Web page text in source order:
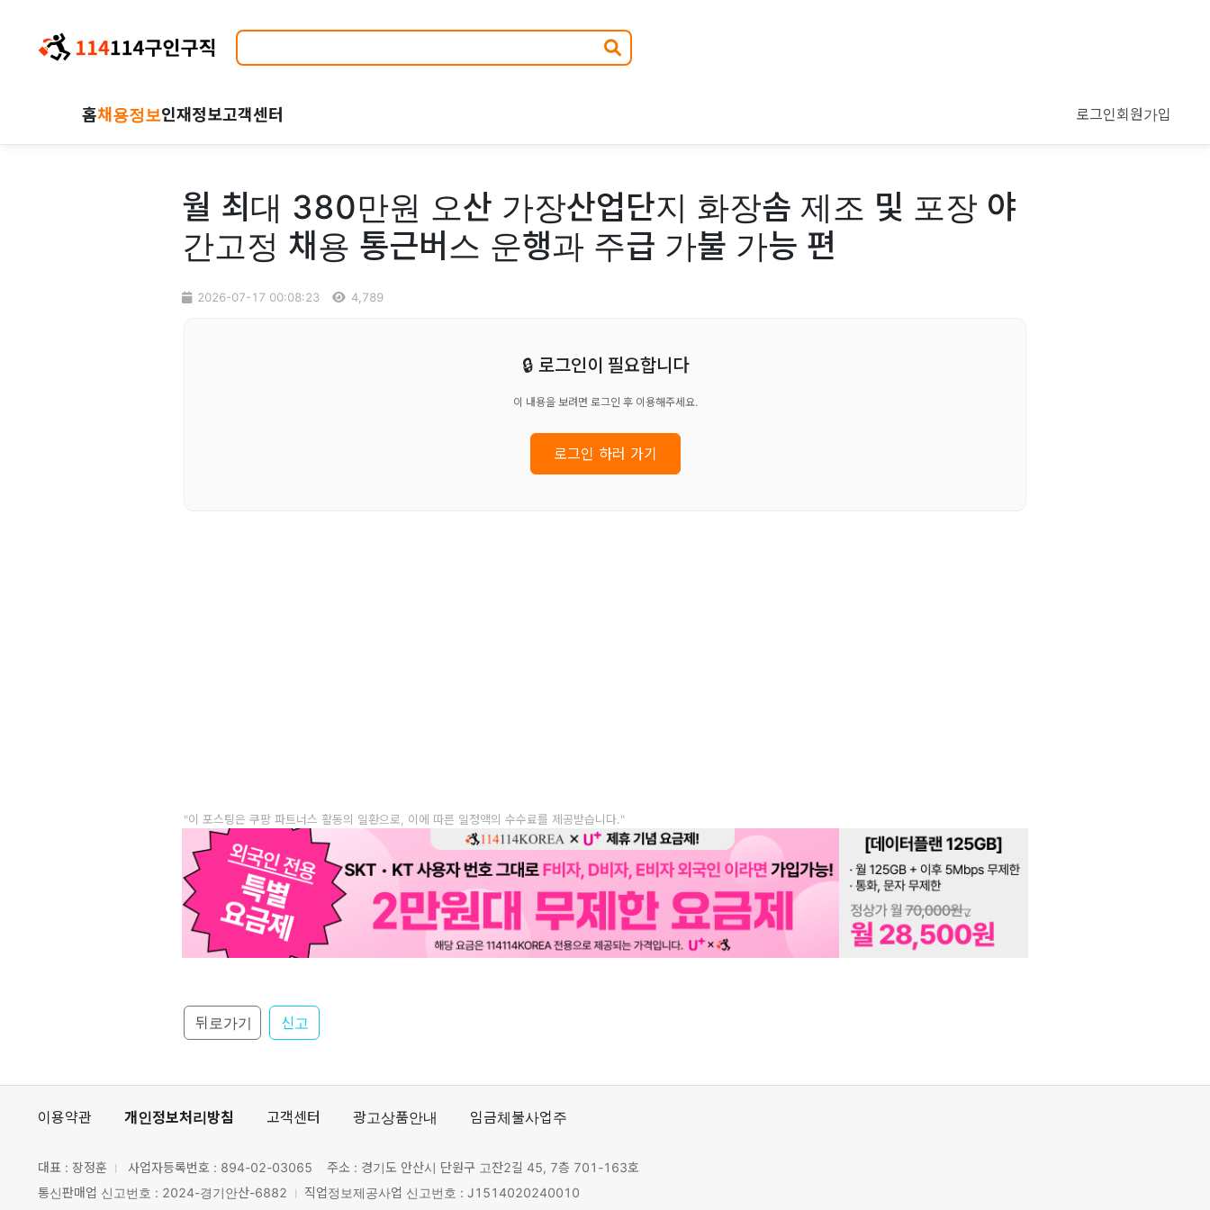
홈채용정보인재정보고객센터 로그인회원가입
월 최대 380만원 오산 가장산업단지 화장솜 제조 및 포장 야
간고정 채용 통근버스 운행과 주급 가불 가능 편
2026-07-17 00:08:23 4,789
🔒 로그인이 필요합니다
이 내용을 보려면 로그인 후 이용해주세요.
로그인 하러 가기
"이 포스팅은 쿠팡 파트너스 활동의 일환으로, 이에 따른 일정액의 수수료를 제공받습니다."
뒤로가기 신고
이용약관 개인정보처리방침 고객센터 광고상품안내 임금체불사업주
대표 : 장정훈 사업자등록번호 : 894-02-03065
주소 : 경기도 안산시 단원구 고잔2길 45, 7층 701-163호
통신판매업 신고번호 : 2024-경기안산-6882
직업정보제공사업 신고번호 : J1514020240010